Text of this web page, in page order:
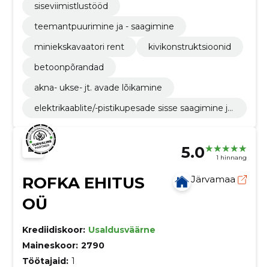
siseviimistlustööd
teemantpuurimine ja - saagimine
miniekskavaatori rent
kivikonstruktsioonid
betoonpõrandad
akna- ukse- jt. avade lõikamine
elektrikaablite/-pistikupesade sisse saagimine ja
5.0 1 hinnang
ROFKA EHITUS
OÜ
Järvamaa
Krediidiskoor: Usaldusväärne
Maineskoor: 2790
Töötajaid: 1